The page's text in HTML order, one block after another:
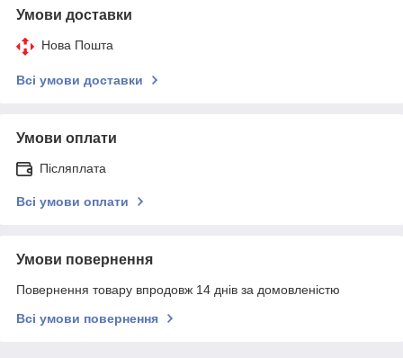
Умови доставки
Нова Пошта
Всі умови доставки
Умови оплати
Післяплата
Всі умови оплати
Умови повернення
Повернення товару впродовж 14 днів за домовленістю
Всі умови повернення